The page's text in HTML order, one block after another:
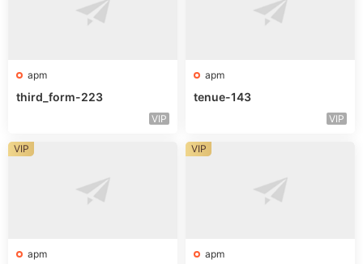
apm
third_form-223
VIP
apm
tenue-143
VIP
apm
VIP
apm
VIP